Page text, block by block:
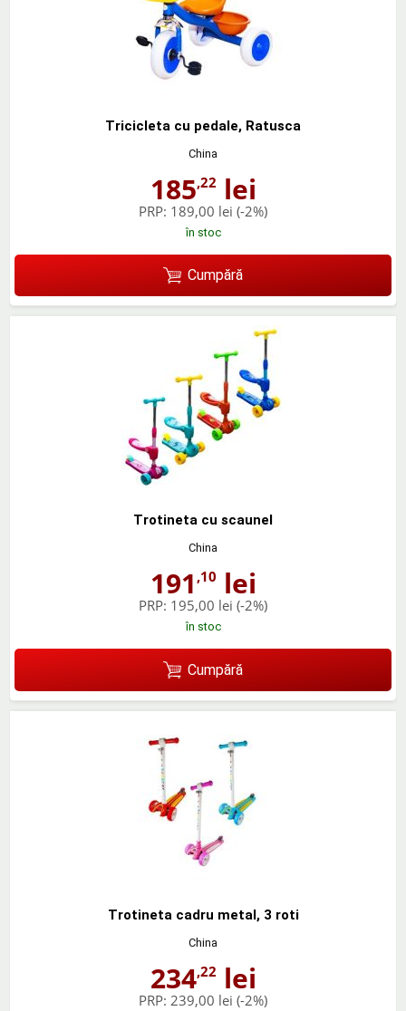
Tricicleta cu pedale, Ratusca
China
185,22lei
PRP: 189,00 lei (-2%)
în stoc
Cumpără
Trotineta cu scaunel
China
191 ,10 lei
PRP: 195,00 lei (-2%)
în stoc
Cumpără
Trotineta cadru metal, 3 roti
China
234,22lei
PRP: 239,00 lei (-2%)